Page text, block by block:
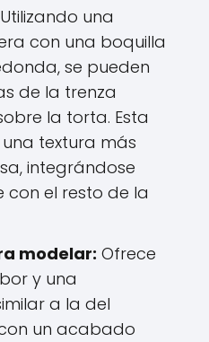
Utilizando una
con una boquilla
se pueden
de la trenza
la torta. Esta
textura más
integrándose
el resto de la
modelar: Ofrece
y una
a la del
un acabado